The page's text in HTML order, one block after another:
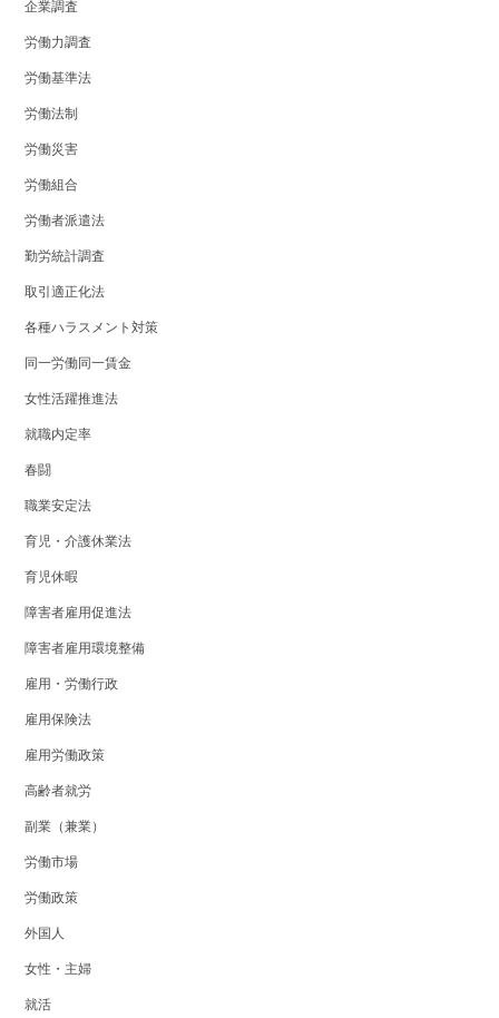
企業調査
労働力調査
労働基準法
労働法制
労働災害
労働組合
労働者派遣法
勤労統計調査
取引適正化法
各種ハラスメント対策
同一労働同一賃金
女性活躍推進法
就職内定率
春闘
職業安定法
育児・介護休業法
育児休暇
障害者雇用促進法
障害者雇用環境整備
雇用・労働行政
雇用保険法
雇用労働政策
高齢者就労
副業（兼業）
労働市場
労働政策
外国人
女性・主婦
就活